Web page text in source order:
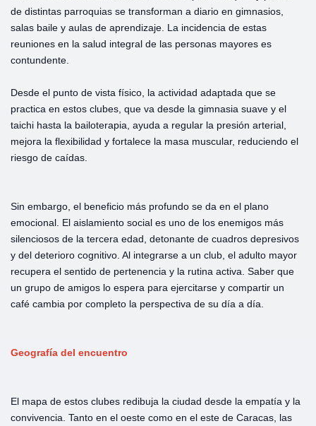
de distintas parroquias se transforman a diario en gimnasios,
salas baile y aulas de aprendizaje. La incidencia de estas
reuniones en la salud integral de las personas mayores es
contundente.
Desde el punto de vista físico, la actividad adaptada que se
practica en estos clubes, que va desde la gimnasia suave y el
taichi hasta la bailoterapia, ayuda a regular la presión arterial,
mejora la flexibilidad y fortalece la masa muscular, reduciendo el
riesgo de caídas.
Sin embargo, el beneficio más profundo se da en el plano
emocional. El aislamiento social es uno de los enemigos más
silenciosos de la tercera edad, detonante de cuadros depresivos
y del deterioro cognitivo. Al integrarse a un club, el adulto mayor
recupera el sentido de pertenencia y la rutina activa. Saber que
un grupo de amigos lo espera para ejercitarse y compartir un
café cambia por completo la perspectiva de su día a día.
Geografía del encuentro
El mapa de estos clubes redibuja la ciudad desde la empatía y la
convivencia. Tanto en el oeste como en el este de Caracas, las